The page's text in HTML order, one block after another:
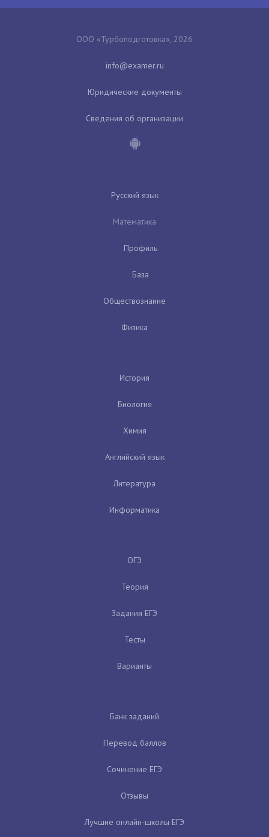
ООО «Турбоподготовка», 2026
Юридические документы
Сведения об организации
Русский язык
Математика
Профиль
База
Обществознание
Физика
История
Биология
Химия
Английский язык
Литература
Информатика
ОГЭ
Теория
Задания ЕГЭ
Тесты
Варианты
Банк заданий
Перевод баллов
Сочинение ЕГЭ
Отзывы
Лучшие онлайн-школы ЕГЭ